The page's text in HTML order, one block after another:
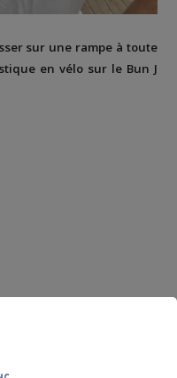
sur une rampe à toute
en vélo sur le Bun J